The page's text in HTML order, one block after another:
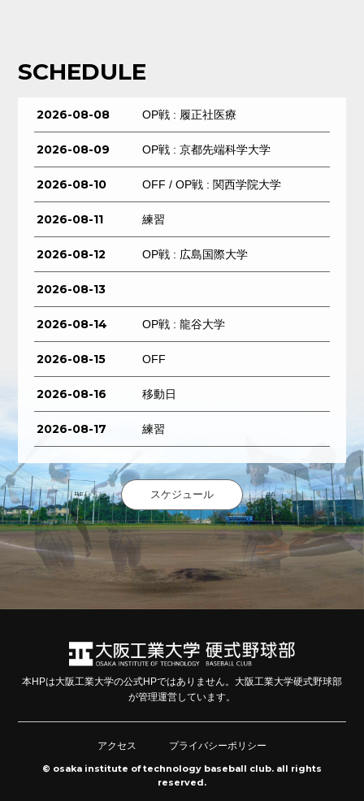
SCHEDULE
2026-08-08 OP戦 : 履正社医療
2026-08-09 OP戦 : 京都先端科学大学
2026-08-10 OFF / OP戦 : 関西学院大学
2026-08-11 練習
2026-08-12 OP戦 : 広島国際大学
2026-08-13
2026-08-14 OP戦 : 龍谷大学
2026-08-15 OFF
2026-08-16 移動日
2026-08-17 練習
スケジュール
本HPは大阪工業大学の公式HPではありません。大阪工業大学硬式野球部
が管理運営しています。
アクセス
プライバシーポリシー
© osaka institute of technology baseball club. all rights
reserved.